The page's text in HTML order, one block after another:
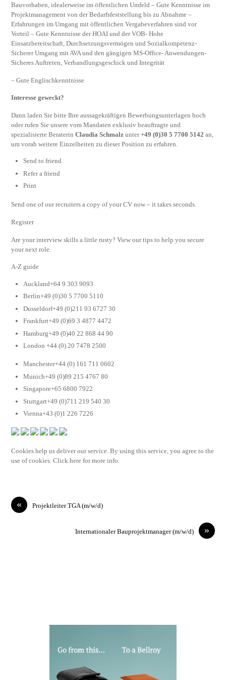
Bauvorhaben, idealerweise im öffentlichen Umfeld – Gute Kenntnisse im
Projektmanagement von der Bedarfsfeststellung bis zu Abnahme –
Erfahrungen im Umgang mit öffentlichen Vergabeverfahren sind vor
Vorteil – Gute Kenntnisse der HOAI und der VOB- Hohe
Einsatzbereitschaft, Durchsetzungsvermögen und Sozialkompetenz-
Sicherer Umgang mit AVA und den gängigen MS-Office- Anwendungen-
Sicheres Auftreten, Verhandlungsgeschick und Integrität
– Gute Englischkenntnisse
Interesse geweckt?
Dann laden Sie bitte Ihre aussagekräftigen Bewerbungsunterlagen hoch
oder rufen Sie unsere vom Mandaten exklusiv beauftragte und
spezialisierte BeraterinClaudia Schmalz unter+49 (0)30 5 7700 5142 an,
um vorab weitere Einzelheiten zu dieser Position zu erfahren.
Send to friend
Refer a friend
Print
Send one of our recruiters a copy of your CV now – it takes seconds.
Register
Are your interview skills a little rusty? View our tips to help you secure
your next role.
A-Z guide
Auckland+64 9 303 9093
Berlin+49 (0)30 5 7700 5110
Dusseldorf+49 (0)211 93 6727 30
Frankfurt+49 (0)69 3 4877 4472
Hamburg+49 (0)40 22 868 44 90
London +44 (0) 20 7478 2500
Manchester+44 (0) 161 711 0602
Munich+49 (0)89 215 4767 80
Singapore+65 6800 7922
Stuttgart+49 (0)711 219 540 30
Vienna+43 (0)1 226 7226
Cookies help us deliver our service. By using this service, you agree to the
use of cookies. Click here for more info.
« Projektleiter TGA (m/w/d)
»
Internationaler Bauprojektmanager (m/w/d)